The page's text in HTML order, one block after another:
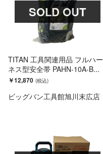
SOLD OUT
TITAN 工具関連用品 フルハー
ネス型安全帯 PAHN-10A-B...
￥12,870
ビッグバン工具館旭川末広店